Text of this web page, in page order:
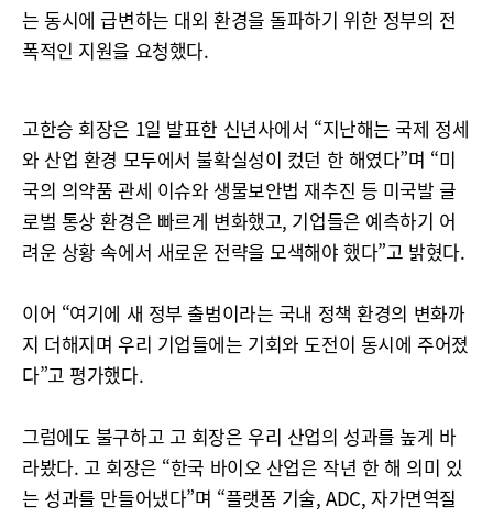
는 동시에 급변하는 대외 환경을 돌파하기 위한 정부의 전
폭적인 지원을 요청했다.
고한승 회장은 1일 발표한 신년사에서 “지난해는 국제 정세
와 산업 환경 모두에서 불확실성이 컸던 한 해였다”며 “미
국의 의약품 관세 이슈와 생물보안법 재추진 등 미국발 글
로벌 통상 환경은 빠르게 변화했고, 기업들은 예측하기 어
려운 상황 속에서 새로운 전략을 모색해야 했다”고 밝혔다.
이어 “여기에 새 정부 출범이라는 국내 정책 환경의 변화까
지 더해지며 우리 기업들에는 기회와 도전이 동시에 주어졌
다”고 평가했다.
그럼에도 불구하고 고 회장은 우리 산업의 성과를 높게 바
라봤다. 고 회장은 “한국 바이오 산업은 작년 한 해 의미 있
는 성과를 만들어냈다”며 “플랫폼 기술, ADC, 자가면역질